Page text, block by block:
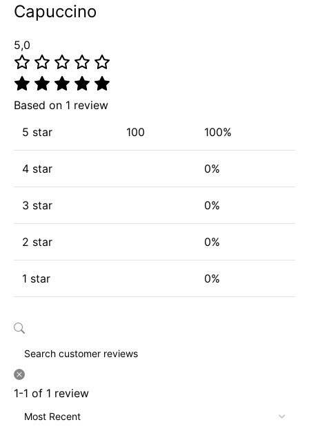
Capuccino
5,0
Based on 1 review
5 star
100 100%
4 star 0%
3 star 0%
2 star 0%
1 star 0%
1-1 of 1 review